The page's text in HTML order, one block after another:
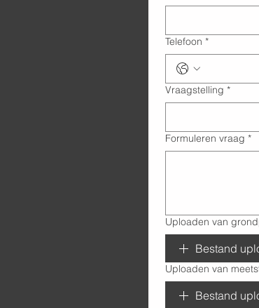
Telefoon *
Vraagstelling *
Formuleren vraag *
Uploaden van
Bestand
Uploaden van
Bestand